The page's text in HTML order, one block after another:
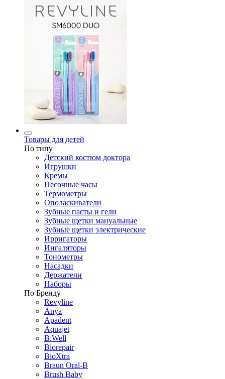
Товары для детей
По типу
Детский костюм доктора
Игрушки
Кремы
Песочные часы
Термометры
Ополаскиватели
Зубные пасты и гели
Зубные щетки мануальные
Зубные щетки электрические
Ирригаторы
Ингаляторы
Тонометры
Насадки
Держатели
Наборы
По Бренду
Revyline
Anya
Apadent
Aquajet
B.Well
Biorepair
BioXtra
Braun Oral-B
Brush Baby